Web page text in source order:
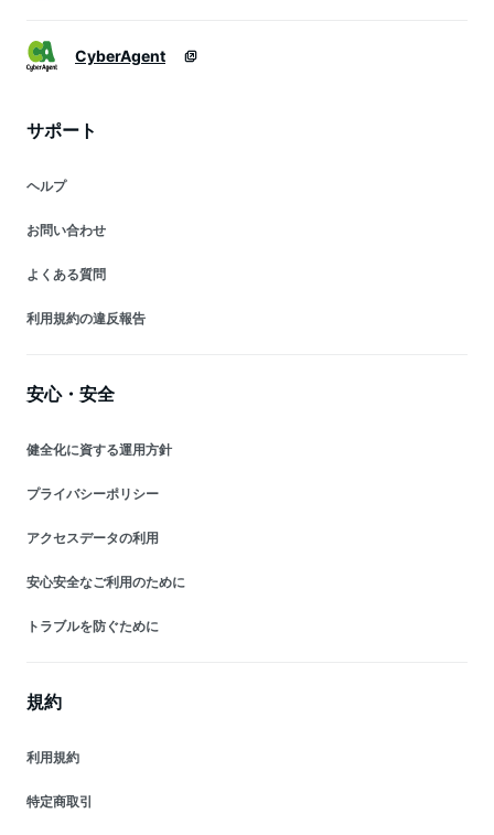
CyberAgent
サポート
ヘルプ
お問い合わせ
よくある質問
利用規約の違反報告
安心・安全
健全化に資する運用方針
プライバシーポリシー
アクセスデータの利用
安心安全なご利用のために
トラブルを防ぐために
規約
利用規約
特定商取引